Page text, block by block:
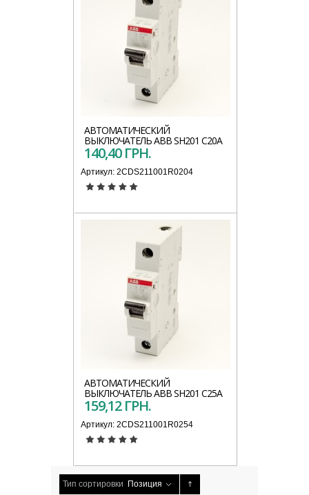
АВТОМАТИЧЕСКИЙ
ВЫКЛЮЧАТЕЛЬ АВВ SH201 C20A
140,40 ГРН.
Артикул: 2CDS211001R0204
АВТОМАТИЧЕСКИЙ
ВЫКЛЮЧАТЕЛЬ АВВ SH201 C25A
159,12 ГРН.
Артикул: 2CDS211001R0254
Тип сортировки Позиция